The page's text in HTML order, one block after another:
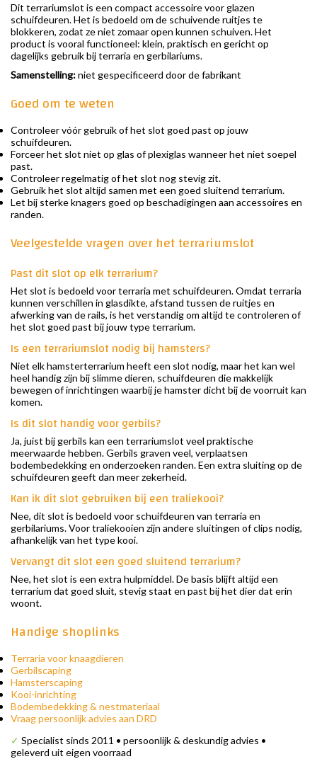
Dit terrariumslot is een compact accessoire voor glazen
schuifdeuren. Het is bedoeld om de schuivende ruitjes te
blokkeren, zodat ze niet zomaar open kunnen schuiven. Het
product is vooral functioneel: klein, praktisch en gericht op
dagelijks gebruik bij terraria en gerbilariums.
Samenstelling:niet gespecificeerd door de fabrikant
Goed om te weten
Controleer vóór gebruik of het slot goed past op jouw
schuifdeuren.
Forceer het slot niet op glas of plexiglas wanneer het niet soepel
past.
Controleer regelmatig of het slot nog stevig zit.
Gebruik het slot altijd samen met een goed sluitend terrarium.
Let bij sterke knagers goed op beschadigingen aan accessoires en
randen.
Veelgestelde vragen over het terrariumslot
Past dit slot op elk terrarium?
Het slot is bedoeld voor terraria met schuifdeuren. Omdat terraria
kunnen verschillen in glasdikte, afstand tussen de ruitjes en
afwerking van de rails, is het verstandig om altijd te controleren of
het slot goed past bij jouw type terrarium.
Is een terrariumslot nodig bij hamsters?
Niet elk hamsterterrarium heeft een slot nodig, maar het kan wel
heel handig zijn bij slimme dieren, schuifdeuren die makkelijk
bewegen of inrichtingen waarbij je hamster dicht bij de voorruit kan
komen.
Is dit slot handig voor gerbils?
Ja, juist bij gerbils kan een terrariumslot veel praktische
meerwaarde hebben. Gerbils graven veel, verplaatsen
bodembedekking en onderzoeken randen. Een extra sluiting op de
schuifdeuren geeft dan meer zekerheid.
Kan ik dit slot gebruiken bij een traliekooi?
Nee, dit slot is bedoeld voor schuifdeuren van terraria en
gerbilariums. Voor traliekooien zijn andere sluitingen of clips nodig,
afhankelijk van het type kooi.
Vervangt dit slot een goed sluitend terrarium?
Nee, het slot is een extra hulpmiddel. De basis blijft altijd een
terrarium dat goed sluit, stevig staat en past bij het dier dat erin
woont.
Handige shoplinks
Terraria voor knaagdieren
Gerbilscaping
Hamsterscaping
Kooi-inrichting
Bodembedekking & nestmateriaal
Vraag persoonlijk advies aan DRD
✓ Specialist sinds 2011 • persoonlijk & deskundig advies •
geleverd uit eigen voorraad